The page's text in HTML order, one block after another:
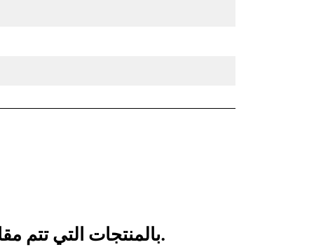
انظر كيف يقارن الكلّاب ذو الفكين CTV40-4000 بالمنتجات التي تتم مقارنتها بشكل متكرر.